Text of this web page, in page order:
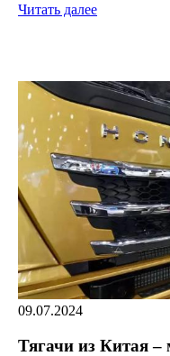
Читать далее
09.07.2024
Тягачи из Китая –